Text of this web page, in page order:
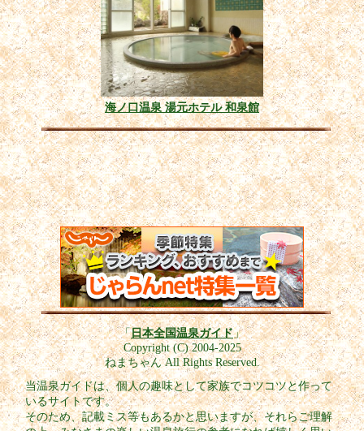
海ノ口温泉 湯元ホテル 和泉館
「日本全国温泉ガイド」
Copyright (C) 2004-2025
ねまちゃん All Rights Reserved.
当温泉ガイドは、個人の趣味として家族でコツコツと作って
いるサイトです。
そのため、記載ミス等もあるかと思いますが、それらご理解